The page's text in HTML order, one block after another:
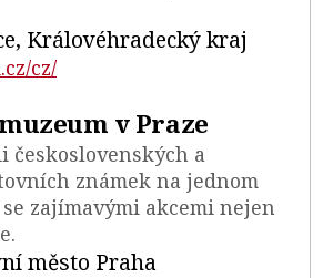
Královéhradecký kraj
cz/
v Praze
československých a
známek na jednom
zajímavými akcemi nejen
město Praha